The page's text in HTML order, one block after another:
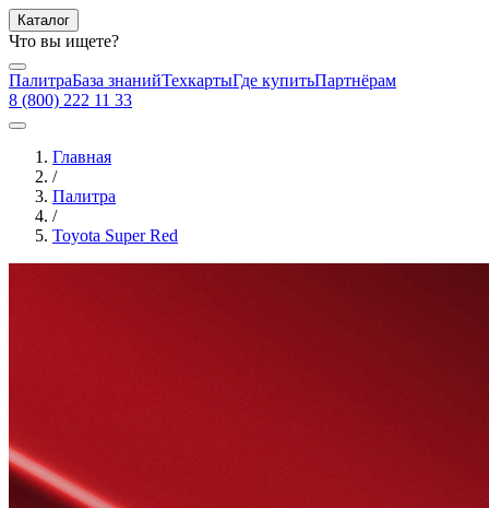
Каталог
Что вы ищете?
ПалитраБаза знанийТехкартыГде купитьПартнёрам
8 (800) 222 11 33
Главная
/
Палитра
/
Toyota Super Red